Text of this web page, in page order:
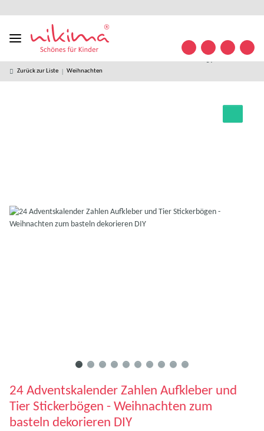
in
Versand ab
49 € *
kostenlose
63 32
09
Zurück zur Liste Weihnachten
24 Adventskalender Zahlen Aufkleber und
Tier Stickerbögen - Weihnachten zum
basteln dekorieren DIY